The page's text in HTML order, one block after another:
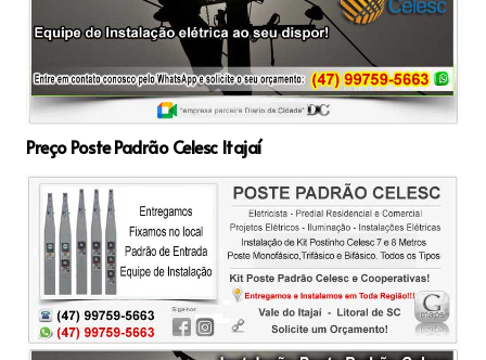
Preço Poste Padrão Celesc Itajaí